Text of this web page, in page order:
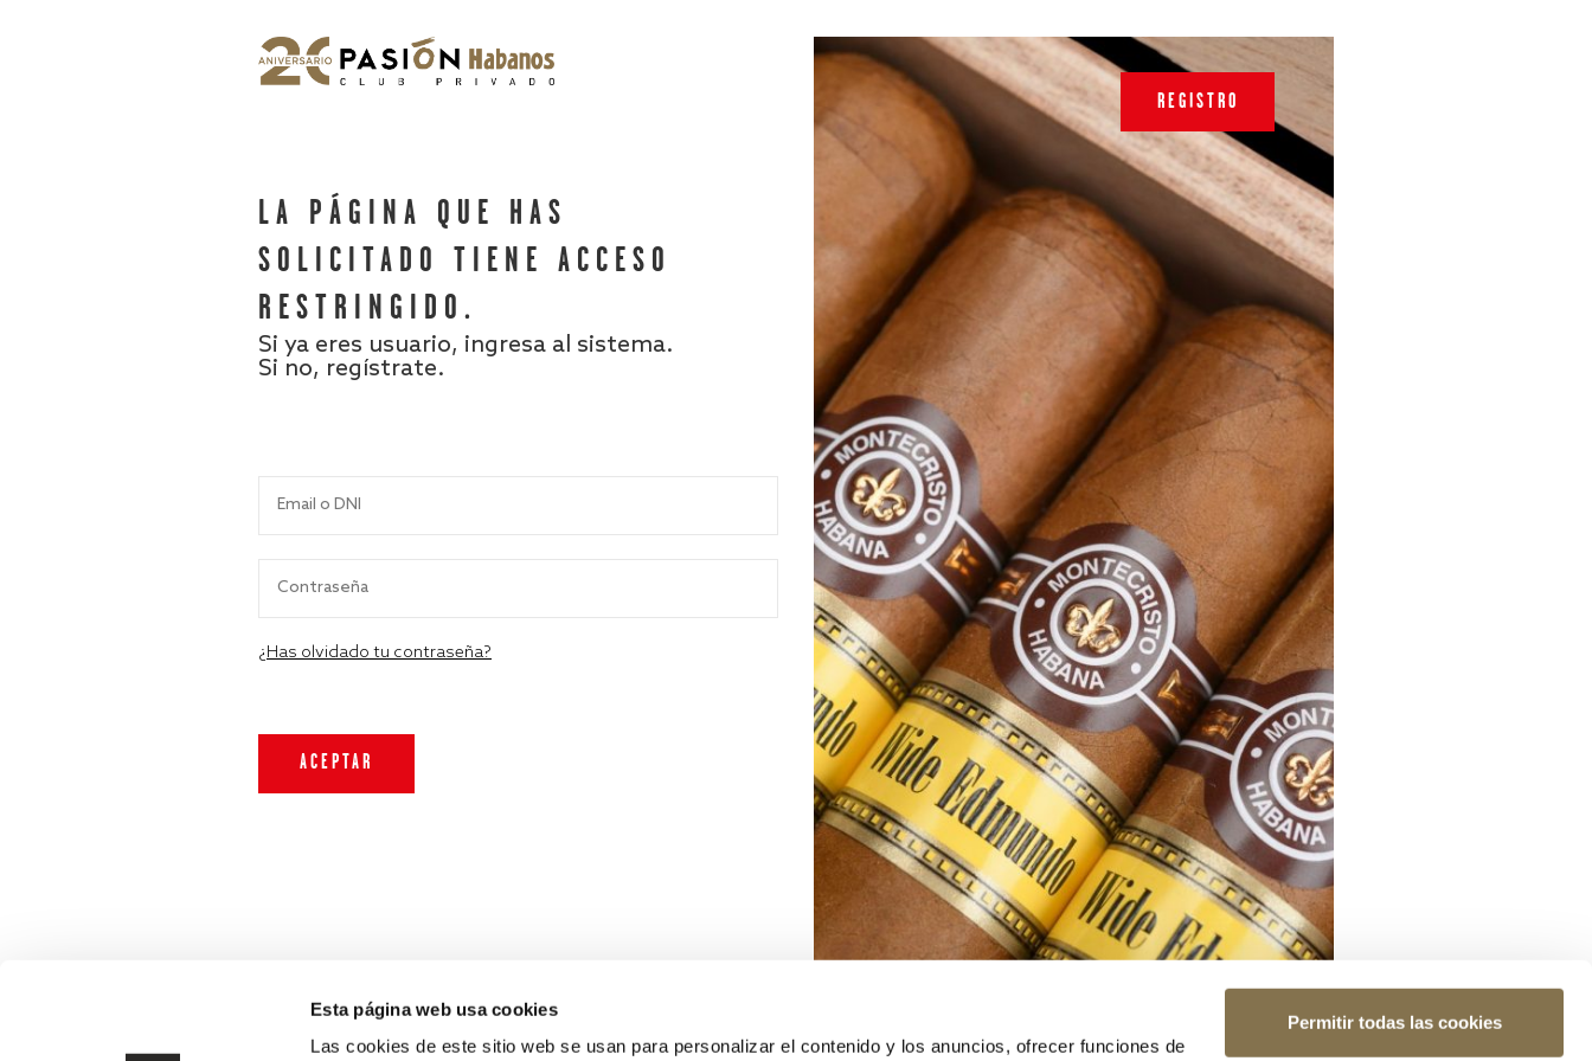
Esta página web usa cookies
Las cookies de este sitio web se usan para personalizar el contenido y los anuncios, ofrecer funciones de
Permitir todas las cookies
LA PÁGINA QUE HAS
SOLICITADO TIENE ACCESO
RESTRINGIDO.
Si ya eres usuario, ingresa al sistema.
Si no, regístrate.
¿Has olvidado tu contraseña?
REGISTRO